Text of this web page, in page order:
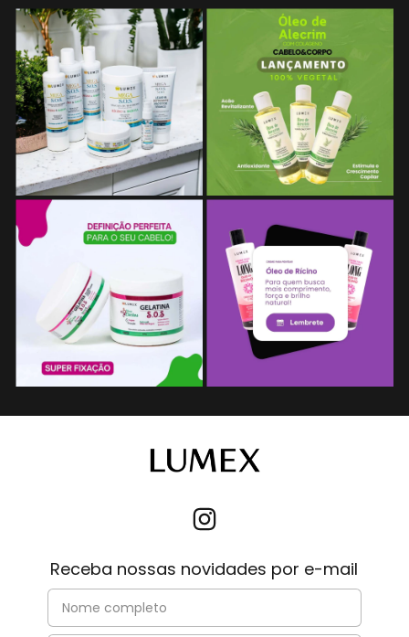
Receba nossas novidades por e-mail